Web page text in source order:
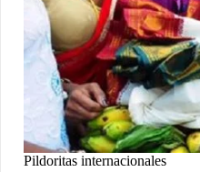
Pildoritas internacionales